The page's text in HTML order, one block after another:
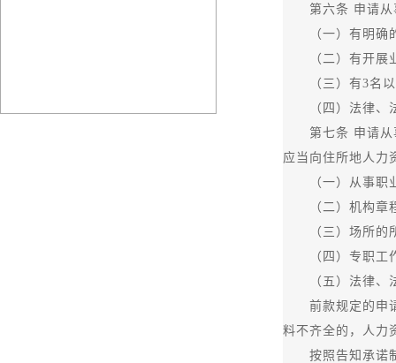
第六条 申请从
（一）有明确的
（二）有开展业
（三）有3名以
（四）法律、法
第七条 申请从事
应当向住所地人力
（一）从事职业
（二）机构章
（三）场所的所
（四）专职工作
（五）法律、法
前款规定的申请
料不齐全的，人力
按照告知承诺制